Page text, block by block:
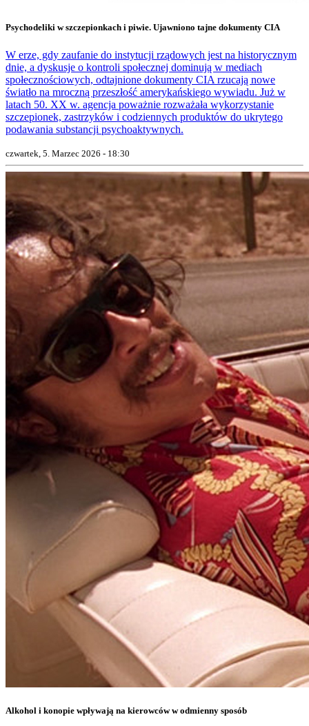
Psychodeliki w szczepionkach i piwie. Ujawniono tajne dokumenty CIA
W erze, gdy zaufanie do instytucji rządowych jest na historycznym
dnie, a dyskusje o kontroli społecznej dominują w mediach
społecznościowych, odtajnione dokumenty CIA rzucają nowe
światło na mroczną przeszłość amerykańskiego wywiadu. Już w
latach 50. XX w. agencja poważnie rozważała wykorzystanie
szczepionek, zastrzyków i codziennych produktów do ukrytego
podawania substancji psychoaktywnych.
czwartek, 5. Marzec 2026 - 18:30
Alkohol i konopie wpływają na kierowców w odmienny sposób